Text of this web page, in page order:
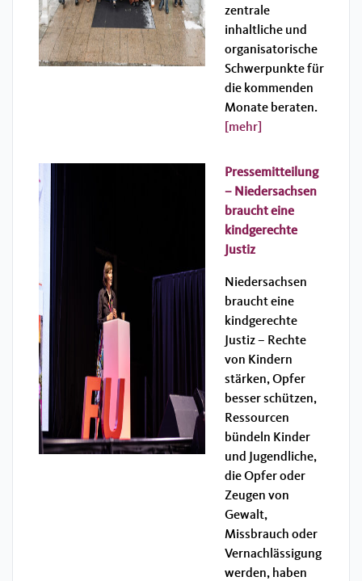
zentrale
inhaltliche und
organisatorische
Schwerpunkte für
die kommenden
Monate beraten.
[mehr]
Pressemitteilung
– Niedersachsen
braucht eine
kindgerechte
Justiz
Niedersachsen
braucht eine
kindgerechte
Justiz – Rechte
von Kindern
stärken, Opfer
besser schützen,
Ressourcen
bündeln Kinder
und Jugendliche,
die Opfer oder
Zeugen von
Gewalt,
Missbrauch oder
Vernachlässigung
werden, haben